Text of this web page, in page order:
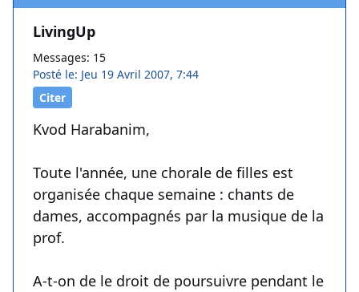
LivingUp
Messages: 15
Posté le: Jeu 19 Avril 2007, 7:44
Citer
Kvod Harabanim,
Toute l'année, une chorale de filles est
organisée chaque semaine : chants de
dames, accompagnés par la musique de la
prof.
A-t-on de le droit de poursuivre pendant le